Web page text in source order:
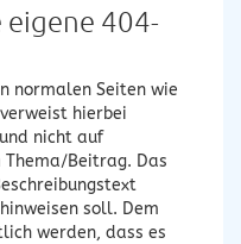
eigene 404-
normalen Seiten wie
hierbei
nicht auf
Thema/Beitrag. Das
soll. Dem
werden, dass es